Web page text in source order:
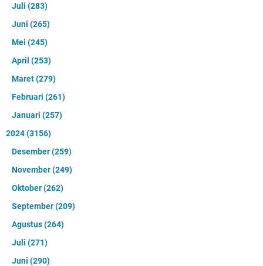
Juli (283)
Juni (265)
Mei (245)
April (253)
Maret(279)
Februari (261)
Januari (257)
2024(3156)
Desember(259)
November(249)
Oktober(262)
September(209)
Agustus(264)
Juli (271)
Juni (290)